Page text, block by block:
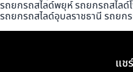
รถยกรถสไลด์พยุห์ รถยกรถสไล
รถยกรถสไลด์อุบลราชธานี รถยก
แช